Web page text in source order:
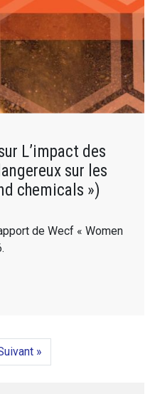
L’impact des
sur les
chemicals »)
de Wecf « Women
»